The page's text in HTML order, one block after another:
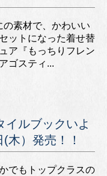
の素材で、かわいい
ットになった着せ替
ア『もっちりフレン
ゴスティ...
イルブックいよ
木）発売！！
でもトップクラスの